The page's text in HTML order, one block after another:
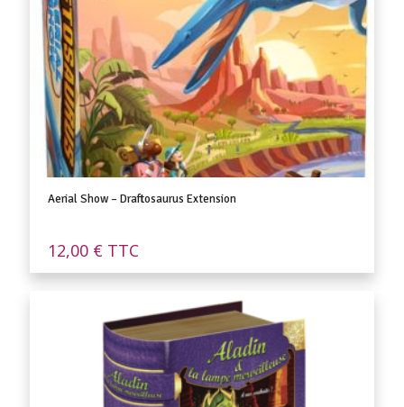
Aerial Show – Draftosaurus Extension
12,00 € TTC